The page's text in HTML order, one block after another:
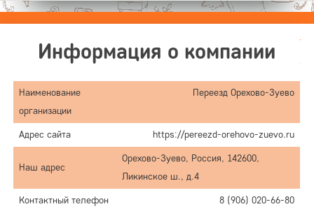
Информация о компании
Наименование
организации
Переезд Орехово-Зуево
Адрес сайта https://pereezd-orehovo-zuevo.ru
Наш адрес
Орехово-Зуево, Россия, 142600,
Ликинское ш., д.4
Контактный телефон
8 (906) 020-66-80